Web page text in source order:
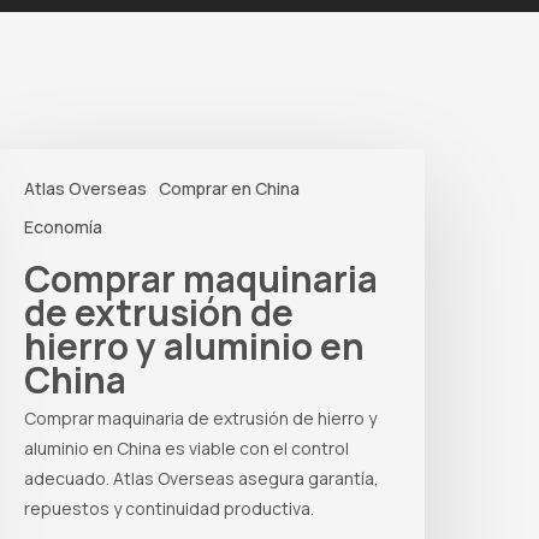
Atlas Overseas Comprar en China
Economía
Comprar maquinaria
de extrusión de
hierro y aluminio en
China
Comprar maquinaria de extrusión de hierro y
aluminio en China es viable con el control
adecuado. Atlas Overseas asegura garantía,
repuestos y continuidad productiva.